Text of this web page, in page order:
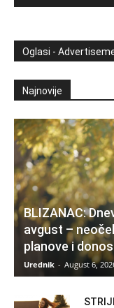
Oglasi -
Najnovije
BLIZANAC:
avgust –
planove i
Urednik - August 6,